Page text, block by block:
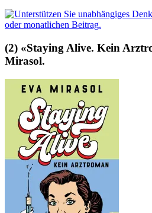
(2) «Staying Alive. Kein
Mirasol.